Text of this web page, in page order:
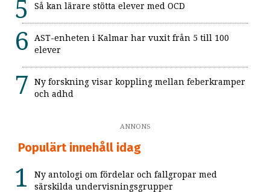
Så kan lärare stötta elever med OCD
AST-enheten i Kalmar har vuxit från 5 till 100
elever
Ny forskning visar koppling mellan feberkramper
och adhd
ANNONS
Populärt innehåll idag
Ny antologi om fördelar och fallgropar med
särskilda undervisningsgrupper